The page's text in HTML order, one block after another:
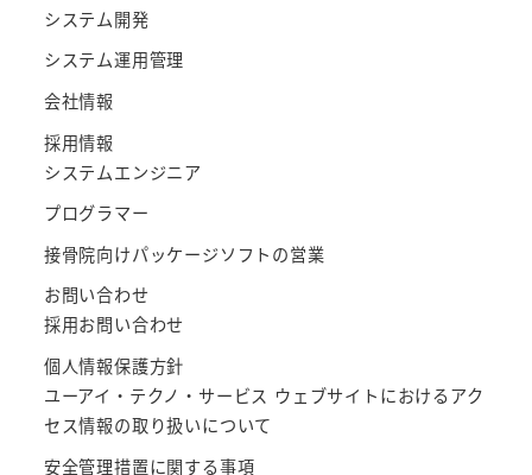
システム開発
システム運用管理
会社情報
採用情報
システムエンジニア
プログラマー
接骨院向けパッケージソフトの営業
お問い合わせ
採用お問い合わせ
個人情報保護方針
ユーアイ・テクノ・サービス ウェブサイトにおけるアク
セス情報の取り扱いについて
安全管理措置に関する事項